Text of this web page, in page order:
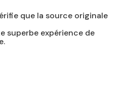
que la source originale
superbe expérience de